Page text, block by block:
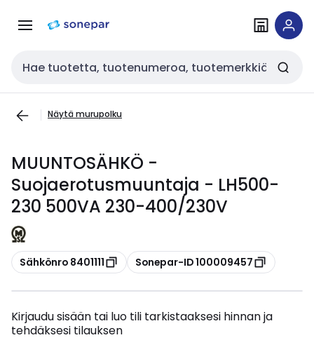
navigointiinsisältöön
Haku
Näytä murupolku
MUUNTOSÄHKÖ -
Suojaerotusmuuntaja - LH500-
230 500VA 230-400/230V
Kopioi
Sähkönro 8401111 Kopioi
Sonepar-ID 100009457
Kirjaudu sisään tai luo tili tarkistaaksesi hinnan ja
tehdäksesi tilauksen